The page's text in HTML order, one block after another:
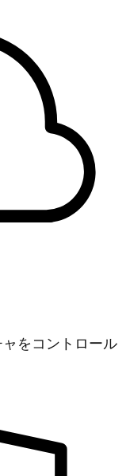
をコントロール